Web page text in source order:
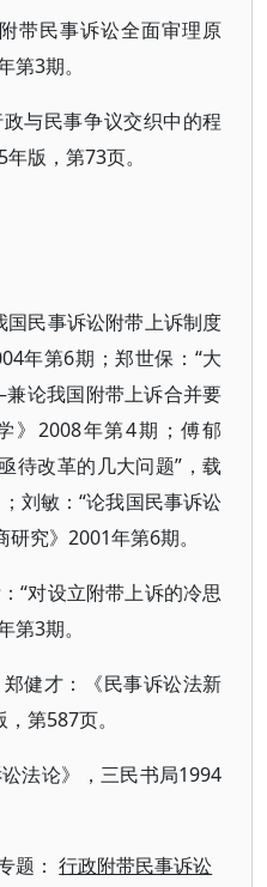
带民事诉讼全面审理原
第3期。
与民事争议交织中的程
版，第73页。
国民事诉讼附带上诉制度
年第6期；郑世保：“大
论我国附带上诉合并要
》2008年第4期；傅郁
待改革的几大问题”，载
刘敏：“论我国民事诉讼
究》2001年第6期。
“对设立附带上诉的冷思
第3期。
健才：《民事诉讼法新
第587页。
法论》，三民书局1994
题：行政附带民事诉讼